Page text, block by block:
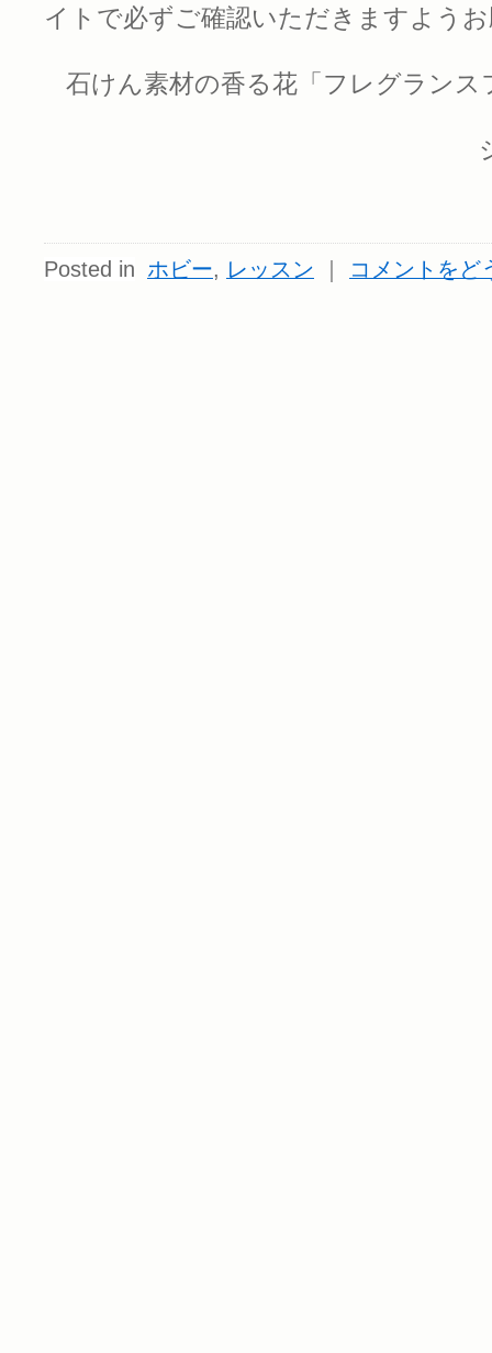
イトで必ずご確認いただきますよう
石けん素材の香る花「フレグラン
Posted in ホビー, レッスン コメントをど